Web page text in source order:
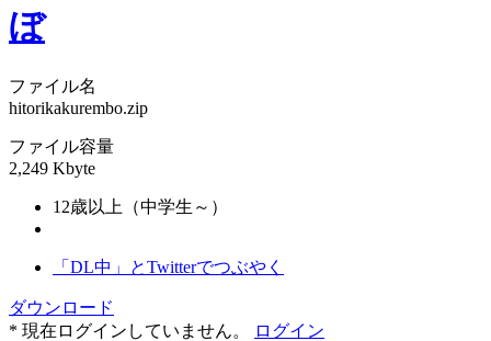
ぼ
ファイル名
hitorikakurembo.zip
ファイル容量
2,249 Kbyte
12歳以上（中学生～）
「DL中」とTwitterでつぶやく
ダウンロード
* 現在ログインしていません。
ログイン